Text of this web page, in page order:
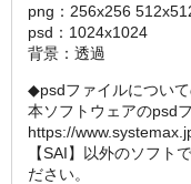
png：256x256
psd：1024x1024
背景：透過
◆psdファイルについ
本ソフトウェアのpsd
https://
【SAI】以外のソフト
ださい。